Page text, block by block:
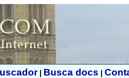
| Busca docs